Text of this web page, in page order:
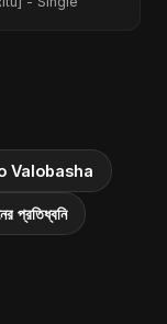
Valobasha
প্রতিধ্বনি